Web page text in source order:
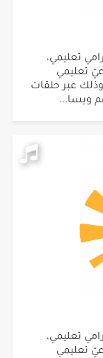
تعليمي،
تعليمي
من عمر 7-11 سنة. وذلك عبر حلقات
ويسا...
تعليمي،
تعليمي